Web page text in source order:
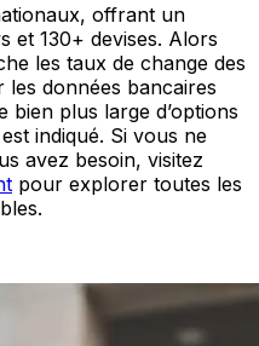
offrant un
et 130+ devises. Alors
les taux de change des
les données bancaires
bien plus large d’options
indiqué. Si vous ne
avez besoin, visitez
pour explorer toutes les